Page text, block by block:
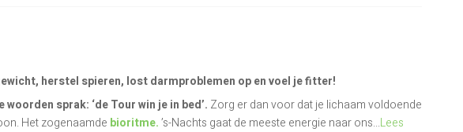
herstel spieren, lost darmproblemen op en voel je fitter!
sprak: ‘de Tour win je in bed’. Zorg er dan voor dat je lichaam voldoende
Het zogenaamde bioritme.’s-Nachts gaat de meeste energie naar ons...Lees